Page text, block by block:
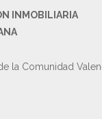
INMOBILIARIA